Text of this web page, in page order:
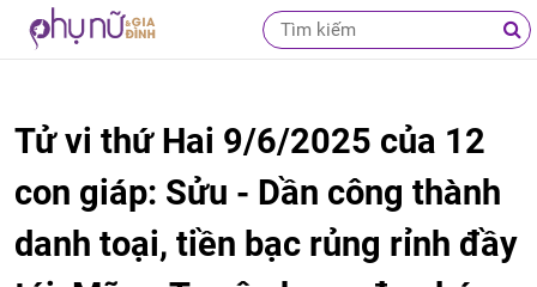
Tử vi thứ Hai 9/6/2025 của 12
con giáp: Sửu - Dần công thành
danh toại, tiền bạc rủng rỉnh đầy